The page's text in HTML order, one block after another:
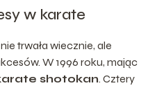
w karate
trwała wiecznie, ale
W 1996 roku, mając
shotokan. Cztery